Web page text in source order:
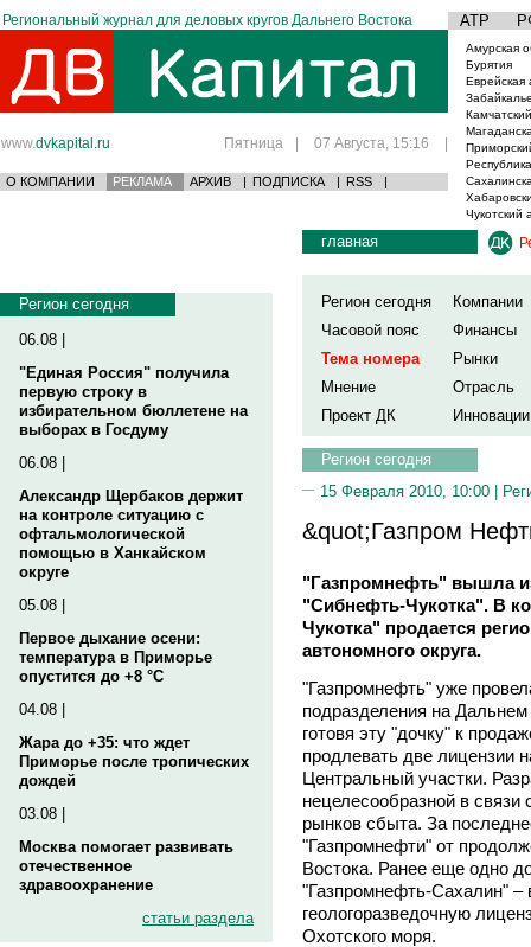
Региональный журнал для деловых кругов Дальнего Востока АТР
www.dvkapital.ru Пятница | 07 Августа, 15:16 |
О КОМПАНИИ РЕКЛАМА АРХИВ | ПОДПИСКА | RSS |
Амурская
Бурятия
Еврейская
Чукотский
Регион сегодня
06.08 |
"Единая Россия" получила
первую строку в
избирательном бюллетене на
выборах в Госдуму
06.08 |
Александр Щербаков держит
на контроле ситуацию с
офтальмологической
помощью в Ханкайском
округе
05.08 |
Первое дыхание осени:
температура в Приморье
опустится до +8 °C
04.08 |
Жара до +35: что ждет
Приморье после тропических
дождей
03.08 |
Москва помогает развивать
отечественное
здравоохранение
статьи раздела
главная
Регион сегодня
Компании
Часовой пояс
Финансы
Тема номера
Рынки
Мнение
Отрасль
Проект ДК
Инновации
Регион сегодня
15 Февраля 2010, 10:00 |
&quot;Газпром
"Газпромнефть" вышла
"Сибнефть-Чукотка". В
Чукотка" продается
автономного округа.
"Газпромнефть" уже
подразделения на
готовя эту "дочку" к
продлевать две лицензии
Центральный участки.
нецелесообразной в связи
рынков сбыта. За
"Газпромнефти" от
Востока. Ранее еще одно
"Газпромнефть-Сахалин" –
геологоразведочную
Охотского моря.